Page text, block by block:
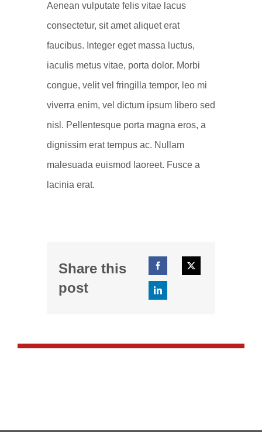
Aenean vulputate felis vitae lacus
consectetur, sit amet aliquet erat
faucibus. Integer eget massa luctus,
iaculis metus vitae, porta dolor. Morbi
congue, velit vel fringilla tempor, leo mi
viverra enim, vel dictum ipsum libero sed
nisl. Pellentesque porta magna eros, a
dignissim erat tempus ac. Nullam
malesuada euismod laoreet. Fusce a
lacinia erat.
Share this
post